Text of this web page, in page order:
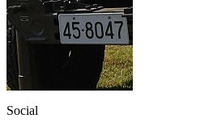
Social